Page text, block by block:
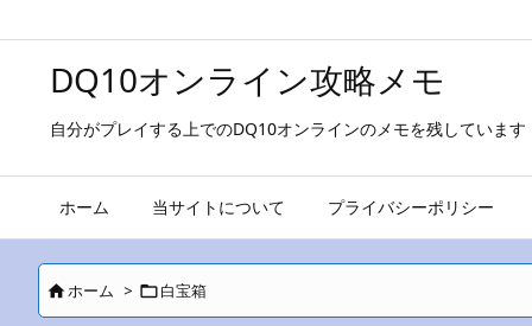
DQ10オンライン攻略メモ
自分がプレイする上でのDQ10オンラインのメモを残しています
ホーム 当サイトについて プライバシーポリシー
ホーム > 白宝箱